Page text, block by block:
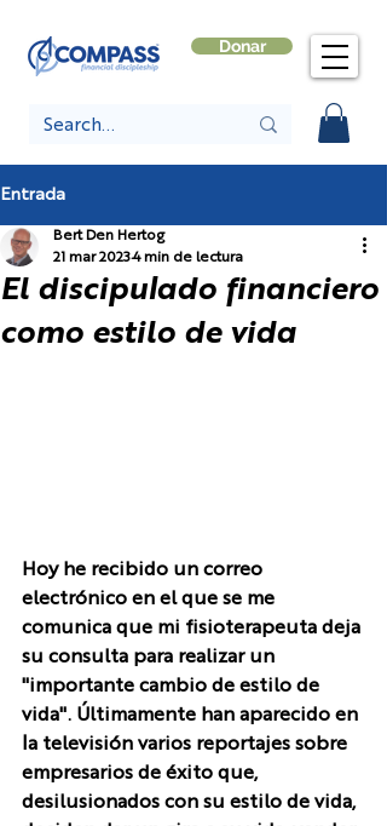
Donar
Entrada
El discipulado financiero
como estilo de vida
Bert Den Hertog
21 mar 20234 min de lectura
Hoy he recibido un correo
electrónico en el que se me
comunica que mi fisioterapeuta deja
su consulta para realizar un
"importante cambio de estilo de
vida". Últimamente han aparecido en
la televisión varios reportajes sobre
empresarios de éxito que,
desilusionados con su estilo de vida,